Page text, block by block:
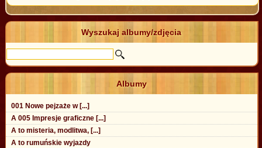
Wyszukaj albumy/zdjęcia
Albumy
001 Nowe pejzaże w [...]
A 005 Impresje graficzne [...]
A to misteria, modlitwa, [...]
A to rumuńskie wyjazdy